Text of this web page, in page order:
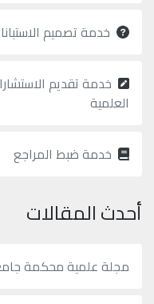
خدمة تصميم
خدمة تقديم
العلمية
خدمة ضبط المراجع
أحدث المقالات
مجلة علمية محكمة